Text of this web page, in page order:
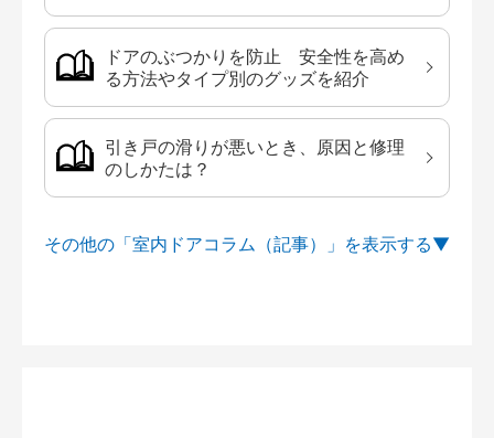
ドアのぶつかりを防止 安全性を高め
る方法やタイプ別のグッズを紹介
引き戸の滑りが悪いとき、原因と修理
のしかたは？
その他の「室内ドアコラム（記事）」を